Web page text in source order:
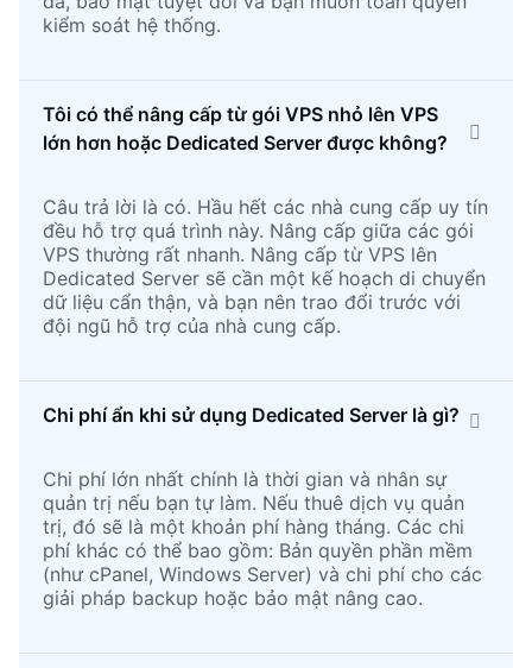
kiểm soát hệ thống.
Tôi có thể nâng cấp từ gói VPS nhỏ lên VPS
lớn hơn hoặc Dedicated Server được không?
Câu trả lời là có. Hầu hết các nhà cung cấp uy tín
đều hỗ trợ quá trình này. Nâng cấp giữa các gói
VPS thường rất nhanh. Nâng cấp từ VPS lên
Dedicated Server sẽ cần một kế hoạch di chuyển
dữ liệu cẩn thận, và bạn nên trao đổi trước với
đội ngũ hỗ trợ của nhà cung cấp.
Chi phí ẩn khi sử dụng Dedicated Server là gì?
Chi phí lớn nhất chính là thời gian và nhân sự
quản trị nếu bạn tự làm. Nếu thuê dịch vụ quản
trị, đó sẽ là một khoản phí hàng tháng. Các chi
phí khác có thể bao gồm: Bản quyền phần mềm
(như cPanel, Windows Server) và chi phí cho các
giải pháp backup hoặc bảo mật nâng cao.